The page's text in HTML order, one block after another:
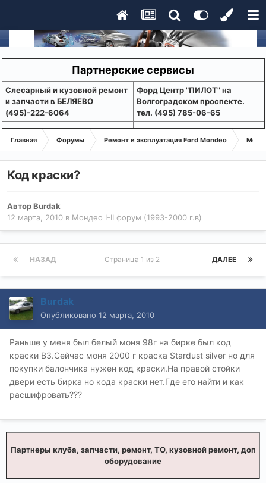
Партнерские сервисы
Слесарный и кузовной ремонт
и запчасти в БЕЛЯЕВО
(495)-222-6064
Форд Центр "ПИЛОТ" на
Волгоградском проспекте.
тел. (495) 785-06-65
Главная Форумы Ремонт и эксплуатация Ford Mondeo
Код краски?
АвторBurdak
12 марта, 2010 в Мондео I-II форум (1993-2000 г.в)
НАЗАД ДАЛЕЕ
Страница 1 из 2
Burdak
Опубликовано 12 марта, 2010
Раньше у меня был белый моня 98г на бирке был код
краски В3.Сейчас моня 2000 г краска Stardust silver но для
покупки балончика нужен код краски.На правой стойки
двери есть бирка но кода краски нет.Где его найти и как
расшифровать???
Партнеры клуба, запчасти, ремонт, ТО, кузовной ремонт, доп
оборудование